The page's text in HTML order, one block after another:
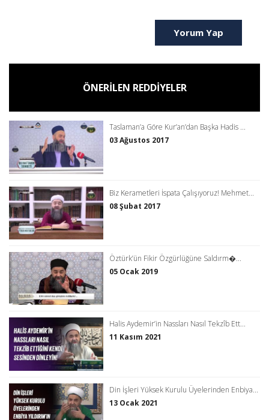
Yorum Yap
ÖNERİLEN REDDİYELER
Taslaman’a Göre Kur’an’dan Başka Hadis ...
03 Ağustos 2017
Biz Kerametleri İspata Çalışıyoruz! Mehmet...
08 Şubat 2017
Öztürk’ün Fikir Özgürlüğüne Saldırm�...
05 Ocak 2019
Halis Aydemir’in Nassları Nasıl Tekzîb Ett...
11 Kasım 2021
Din İşleri Yüksek Kurulu Üyelerinden Enbiya...
13 Ocak 2021